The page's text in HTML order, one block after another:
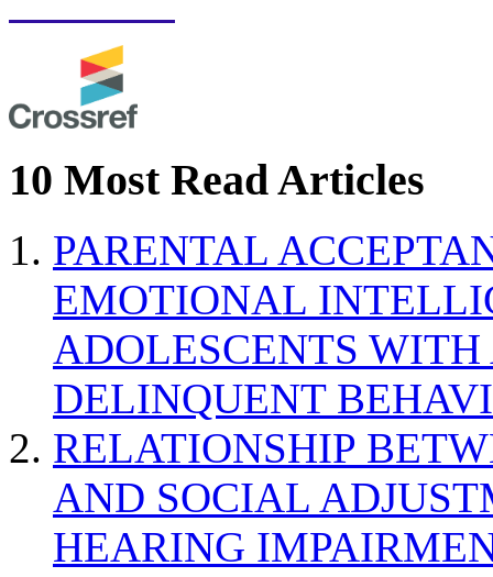
10 Most Read Articles
PARENTAL
EMOTIONAL
ADOLESCENTS
DELINQUENT
RELATIONSHIP
AND SOCIAL
HEARING